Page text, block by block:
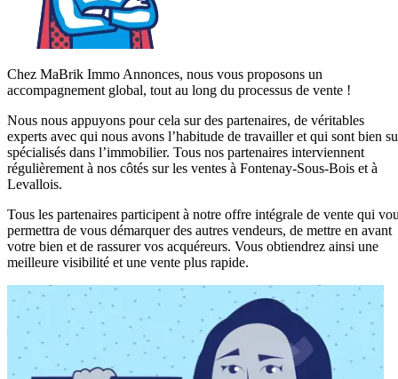
Chez MaBrik Immo Annonces, nous vous proposons un
accompagnement global, tout au long du processus de vente !
Nous nous appuyons pour cela sur des partenaires, de véritables
experts avec qui nous avons l’habitude de travailler et qui sont bien
spécialisés dans l’immobilier. Tous nos partenaires interviennent
régulièrement à nos côtés sur les ventes à Fontenay-Sous-Bois et à
Levallois.
Tous les partenaires participent à notre offre intégrale de vente qui
permettra de vous démarquer des autres vendeurs, de mettre en avant
votre bien et de rassurer vos acquéreurs. Vous obtiendrez ainsi une
meilleure visibilité et une vente plus rapide.